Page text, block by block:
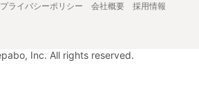
プライバシーポリシー 会社概要
採用情報
Inc. All rights reserved.